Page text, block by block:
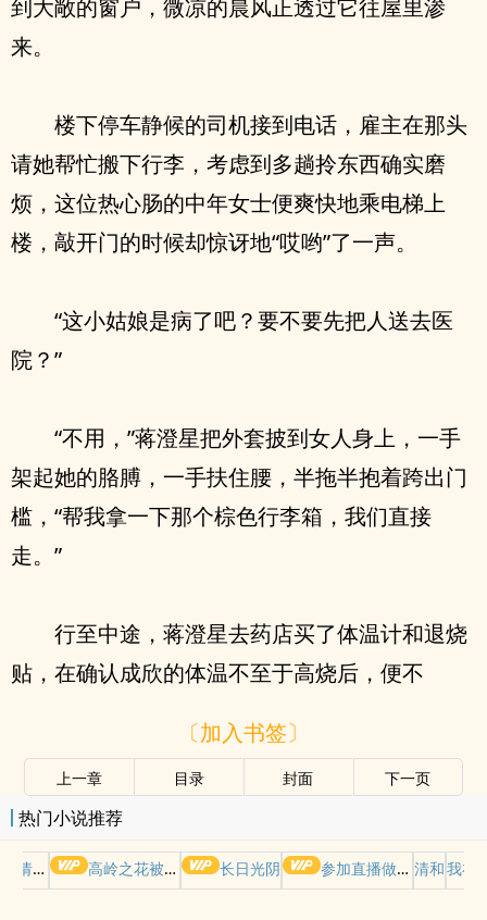
到大敞的窗户，微凉的晨风正透过它往屋里渗
来。
楼下停车静候的司机接到电话，雇主在那头
请她帮忙搬下行李，考虑到多趟拎东西确实磨
烦，这位热心肠的中年女士便爽快地乘电梯上
楼，敲开门的时候却惊讶地“哎哟”了一声。
“这小姑娘是病了吧？要不要先把人送去医
院？”
“不用，”蒋澄星把外套披到女人身上，一手
架起她的胳膊，一手扶住腰，半拖半抱着跨出门
槛，“帮我拿一下那个棕色行李箱，我们直接
走。”
行至中途，蒋澄星去药店买了体温计和退烧
贴，在确认成欣的体温不至于高烧后，便不
〔加入书签〕
上一章 目录 封面 下一页
热门小说推荐
摆好 高岭之花被权贵轮了后 长日光阴 参加直播做爱综艺后我火了(NPH) 清和我在